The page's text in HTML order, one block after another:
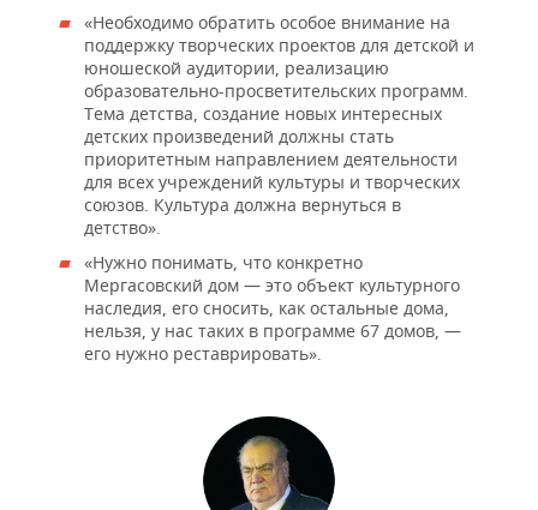
«Необходимо обратить особое внимание на
поддержку творческих проектов для детской и
юношеской аудитории, реализацию
образовательно-просветительских программ.
Тема детства, создание новых интересных
детских произведений должны стать
приоритетным направлением деятельности
для всех учреждений культуры и творческих
союзов. Культура должна вернуться в
детство».
«Нужно понимать, что конкретно
Мергасовский дом — это объект культурного
наследия, его сносить, как остальные дома,
нельзя, у нас таких в программе 67 домов, —
его нужно реставрировать».